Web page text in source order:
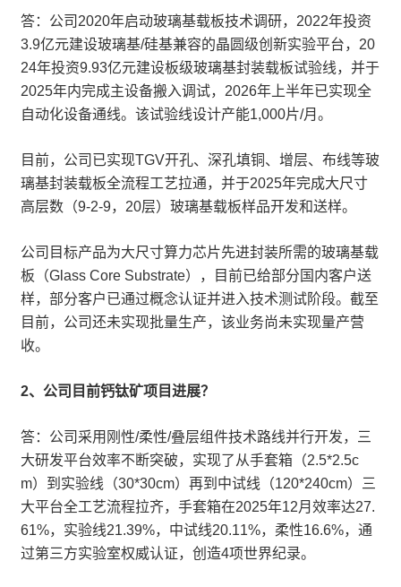
答：公司2020年启动玻璃基载板技术调研，2022年投资
3.9亿元建设玻璃基/硅基兼容的晶圆级创新实验平台，20
24年投资9.93亿元建设板级玻璃基封装载板试验线，并于
2025年内完成主设备搬入调试，2026年上半年已实现全
自动化设备通线。该试验线设计产能1,000片/月。
目前，公司已实现TGV开孔、深孔填铜、增层、布线等玻
璃基封装载板全流程工艺拉通，并于2025年完成大尺寸
高层数（9-2-9，20层）玻璃基载板样品开发和送样。
公司目标产品为大尺寸算力芯片先进封装所需的玻璃基载
板（Glass Core Substrate），目前已给部分国内客户送
样，部分客户已通过概念认证并进入技术测试阶段。截至
目前，公司还未实现批量生产，该业务尚未实现量产营
收。
2、公司目前钙钛矿项目进展？
答：公司采用刚性/柔性/叠层组件技术路线并行开发，三
大研发平台效率不断突破，实现了从手套箱（2.5*2.5c
m）到实验线（30*30cm）再到中试线（120*240cm）三
大平台全工艺流程拉齐，手套箱在2025年12月效率达27.
61%，实验线21.39%，中试线20.11%，柔性16.6%，通
过第三方实验室权威认证，创造4项世界纪录。